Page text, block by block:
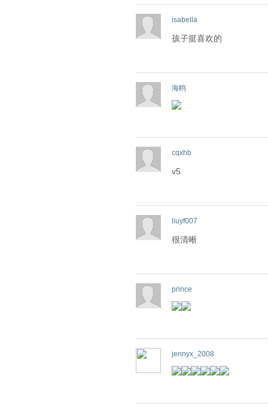
isabella
孩子挺喜欢的
海鸥
cqxhb
v5
liuyf007
很清晰
prince
jennyx_2008